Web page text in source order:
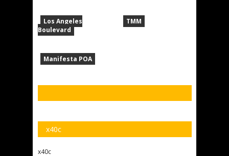
Los Angeles
Boulevard
Manifesta POA
TMM
x40c
x40c